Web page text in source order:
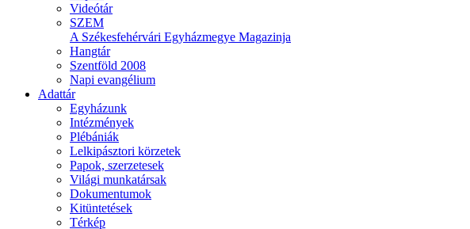
Videótár
SZEM
A Székesfehérvári Egyházmegye Magazinja
Hangtár
Szentföld 2008
Napi evangélium
Adattár
Egyházunk
Intézmények
Plébániák
Lelkipásztori körzetek
Papok, szerzetesek
Világi munkatársak
Dokumentumok
Kitüntetések
Térkép